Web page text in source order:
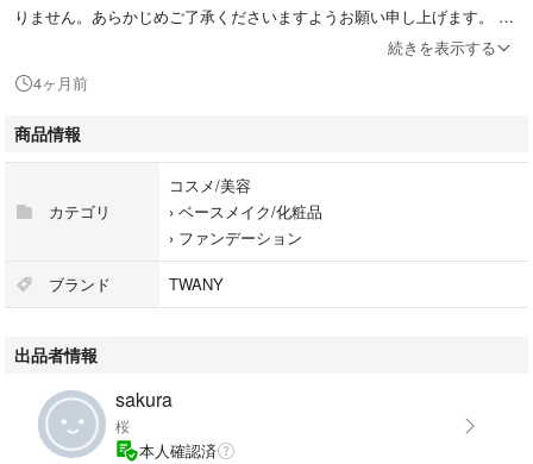
りません。あらかじめご了承くださいますようお願い申し上げます。
★当方では未開封の新品のみを販売しております。なお、計量不足や新品
じめご了承くださいますようお願い申し上げます。
★商品の包装には若干の傷や汚れが見受けられる場合がございます。完璧
な状態をお求めの方や、細かな点をお気になさる方は、ご購入をお控えい
ただきますようお願いいたします。
★極力在庫の確保に努めておりますが、他所での販売により在庫の更新が
遅れ、品切れとなる場合がございます。その際は、何卒ご理解とご協力を
賜りますようお願い申し上げます。
★即購入、大歓迎でございます。大口でのご購入に関するご相談も承って
おりますので、お気軽にお問い合わせください。
続きを表示する
4ヶ月前
商品情報
カテゴリ
コスメ/美容
› ベースメイク/化粧品
› ファンデーション
ブランド TWANY
出品者情報
sakura
桜
本人確認済